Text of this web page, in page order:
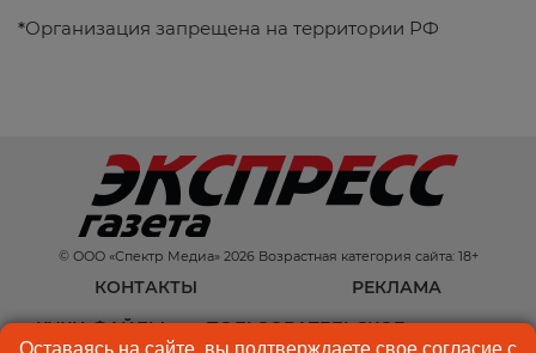
*Организация запрещена на территории РФ
© ООО «Спектр Медиа» 2026 Возрастная категория сайта: 18+
КОНТАКТЫ
РЕКЛАМА
КУКИ-ФАЙЛЫ
ПОЛЬЗОВАТЕЛЬСКОЕ
Оставаясь на сайте, вы подтверждаете свое согласие с